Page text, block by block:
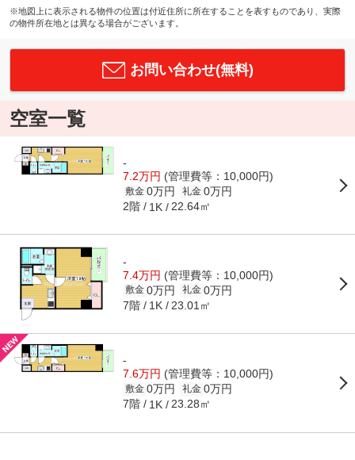
※地図上に表示される物件の位置は付近住所に所在することを表すものであり、実際
の物件所在地とは異なる場合がございます。
お問い合わせ(無料)
空室一覧
-
7.2万円 (管理費等：10,000円)
敷金 0万円 礼金 0万円
2階 1K 22.64㎡
-
7.4万円 (管理費等：10,000円)
敷金 0万円 礼金 0万円
7階 1K 23.01㎡
-
7.6万円 (管理費等：10,000円)
敷金 0万円 礼金 0万円
7階 1K 23.28㎡